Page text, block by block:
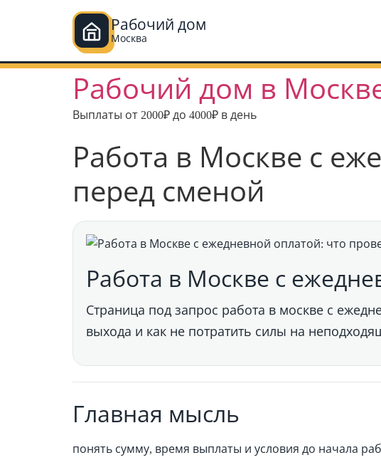
Рабочий дом
Москва
Перейти
содержимомуРабочий дом в
Выплаты от 2000₽ до 4000₽ в день
Работа в Москве с
перед сменой
Работа в Москве с
Страница под запрос работа в москве с
выхода и как не потратить силы на
Главная мысль
понять сумму, время выплаты и условия до начала